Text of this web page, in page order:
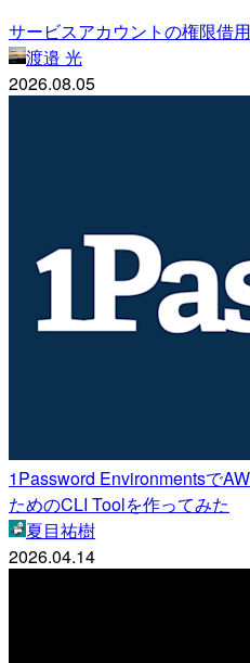
サービスアカウントの権限借
渡邉 光
2026.08.05
1Password Environmentsで
ためのCLI Toolを作ってみた
夏目祐樹
2026.04.14